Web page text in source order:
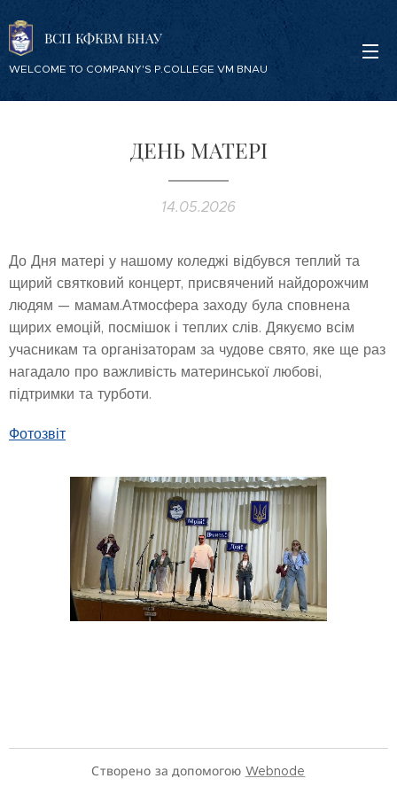
ВСП КФКВМ БНАУ
WELCOME TO COMPANY'S P.COLLEGE VM BNAU
ДЕНЬ МАТЕРІ
14.05.2026
До Дня матері у нашому коледжі відбувся теплий та
щирий святковий концерт, присвячений найдорожчим
людям — мамам.Атмосфера заходу була сповнена
щирих емоцій, посмішок і теплих слів. Дякуємо всім
учасникам та організаторам за чудове свято, яке ще раз
нагадало про важливість материнської любові,
підтримки та турботи.
Фотозвіт
Створено за допомогою Webnode